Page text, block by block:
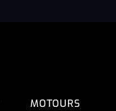
MOTOURS